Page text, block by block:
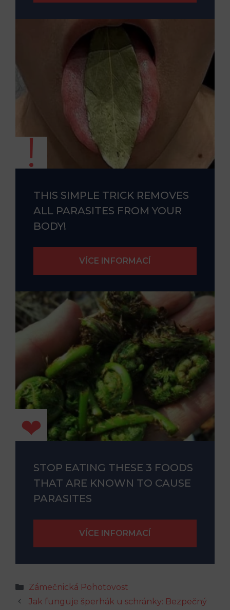
THIS SIMPLE TRICK REMOVES
ALL PARASITES FROM YOUR
BODY!
STOP EATING THESE 3 FOODS
THAT ARE KNOWN TO CAUSE
PARASITES
Rubriky
Zámečnická Pohotovost
Jak funguje šperhák u schránky: Bezpečný